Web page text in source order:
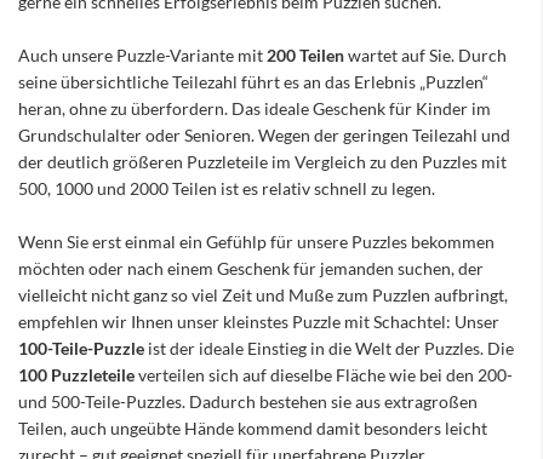
Auch unsere Puzzle-Variante mit 200 Teilenwartet auf Sie. Durch
seine übersichtliche Teilezahl führt es an das Erlebnis „Puzzlen“
heran, ohne zu überfordern. Das ideale Geschenk für Kinder im
Grundschulalter oder Senioren. Wegen der geringen Teilezahl und
der deutlich größeren Puzzleteile im Vergleich zu den Puzzles mit
500, 1000 und 2000 Teilen ist es relativ schnell zu legen.
Wenn Sie erst einmal ein Gefühlp für unsere Puzzles bekommen
möchten oder nach einem Geschenk für jemanden suchen, der
vielleicht nicht ganz so viel Zeit und Muße zum Puzzlen aufbringt,
empfehlen wir Ihnen unser kleinstes Puzzle mit Schachtel: Unser
100-Teile-Puzzle ist der ideale Einstieg in die Welt der Puzzles. Die
100 Puzzleteileverteilen sich auf dieselbe Fläche wie bei den 200-
und 500-Teile-Puzzles. Dadurch bestehen sie aus extragroßen
Teilen, auch ungeübte Hände kommend damit besonders leicht
zurecht – gut geeignet speziell für unerfahrene Puzzler.